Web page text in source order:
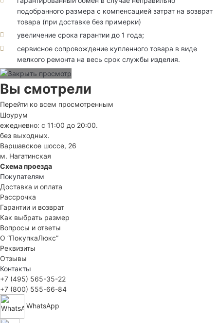
подобранного размера с компенсацией затрат на возврат
товара (при доставке без примерки)
увеличение срока гарантии до 1 года;
сервисное сопровождение купленного товара в виде
мелкого ремонта на весь срок службы изделия.
Вы смотрели
Перейти ко всем просмотренным
Шоурум
ежедневно: с 11:00 до 20:00.
без выходных.
Варшавское шоссе, 26
м. Нагатинская
Схема проезда
Покупателям
Доставка и оплата
Рассрочка
Гарантии и возврат
Как выбрать размер
Вопросы и ответы
О “ПокупкаЛюкс”
Реквизиты
Отзывы
Контакты
+7 (495) 565-35-22
+7 (800) 555-66-84
WhatsApp